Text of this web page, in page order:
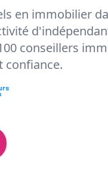
en immobilier
conseillers
confiance.